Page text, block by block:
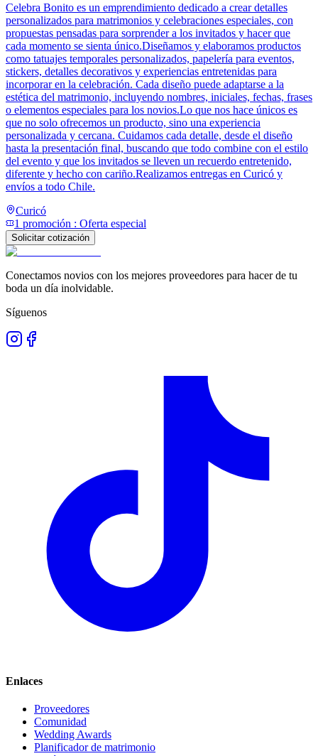
Celebra Bonito es un emprendimiento dedicado a crear detalles
personalizados para matrimonios y celebraciones especiales, con
propuestas pensadas para sorprender a los invitados y hacer que
cada momento se sienta único.Diseñamos y elaboramos productos
como tatuajes temporales personalizados, papelería para eventos,
stickers, detalles decorativos y experiencias entretenidas para
incorporar en la celebración. Cada diseño puede adaptarse a la
estética del matrimonio, incluyendo nombres, iniciales, fechas, frases
o elementos especiales para los novios.Lo que nos hace únicos es
que no solo ofrecemos un producto, sino una experiencia
personalizada y cercana. Cuidamos cada detalle, desde el diseño
hasta la presentación final, buscando que todo combine con el estilo
del evento y que los invitados se lleven un recuerdo entretenido,
diferente y hecho con cariño.Realizamos entregas en Curicó y
envíos a todo Chile.
Curicó
1 promoción : Oferta especial
Solicitar cotización
Conectamos novios con los mejores proveedores para hacer de tu
boda un día inolvidable.
Síguenos
Enlaces
Proveedores
Comunidad
Wedding Awards
Planificador de matrimonio